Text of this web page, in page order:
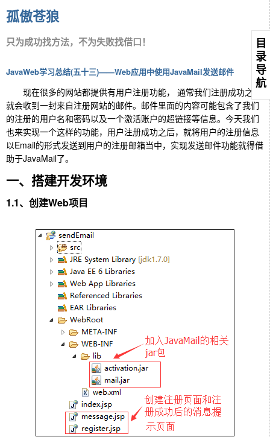
孤傲苍狼
只为成功找方法，不为失败找借口！
JavaWeb学习总结(五十三)——Web应用中使用JavaMail发送邮件
现在很多的网站都提供有用户注册功能， 通常我们注册成功之后
就会收到一封来自注册网站的邮件。邮件里面的内容可能包含了我们
的注册的用户名和密码以及一个激活账户的超链接等信息。今天我们
也来实现一个这样的功能，用户注册成功之后，就将用户的注册信息
以Email的形式发送到用户的注册邮箱当中，实现发送邮件功能就得借
助于JavaMail了。
一、搭建开发环境
1.1、创建Web项目
目
录
导
航